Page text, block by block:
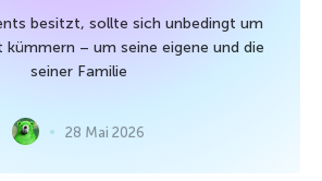
besitzt, sollte sich unbedingt um
kümmern – um seine eigene und die
seiner Familie
28 Mai 2026